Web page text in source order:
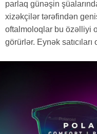
parlaq günəşin
xizəkçilər tərəfindən
oftalmoloqlar bu özəlliyi
görürlər. Eynək